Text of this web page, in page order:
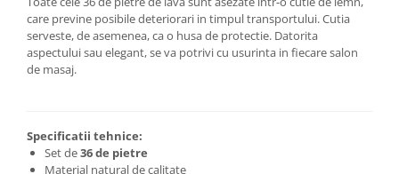
Benzi de Alergare
Biciclete Fitness
Steppere Fitness
Biciclete Eliptice
Aparate Fitness de Vaslit
care previne posibile deteriorari in timpul transportului. Cutia
serveste, de asemenea, ca o husa de protectie. Datorita
aspectului sau elegant, se va potrivi cu usurinta in fiecare salon
de masaj.
Specificatii tehnice:
Set de36 de pietre
Material natural de calitate